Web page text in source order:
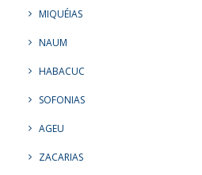
MIQUÉIAS
NAUM
HABACUC
SOFONIAS
AGEU
ZACARIAS